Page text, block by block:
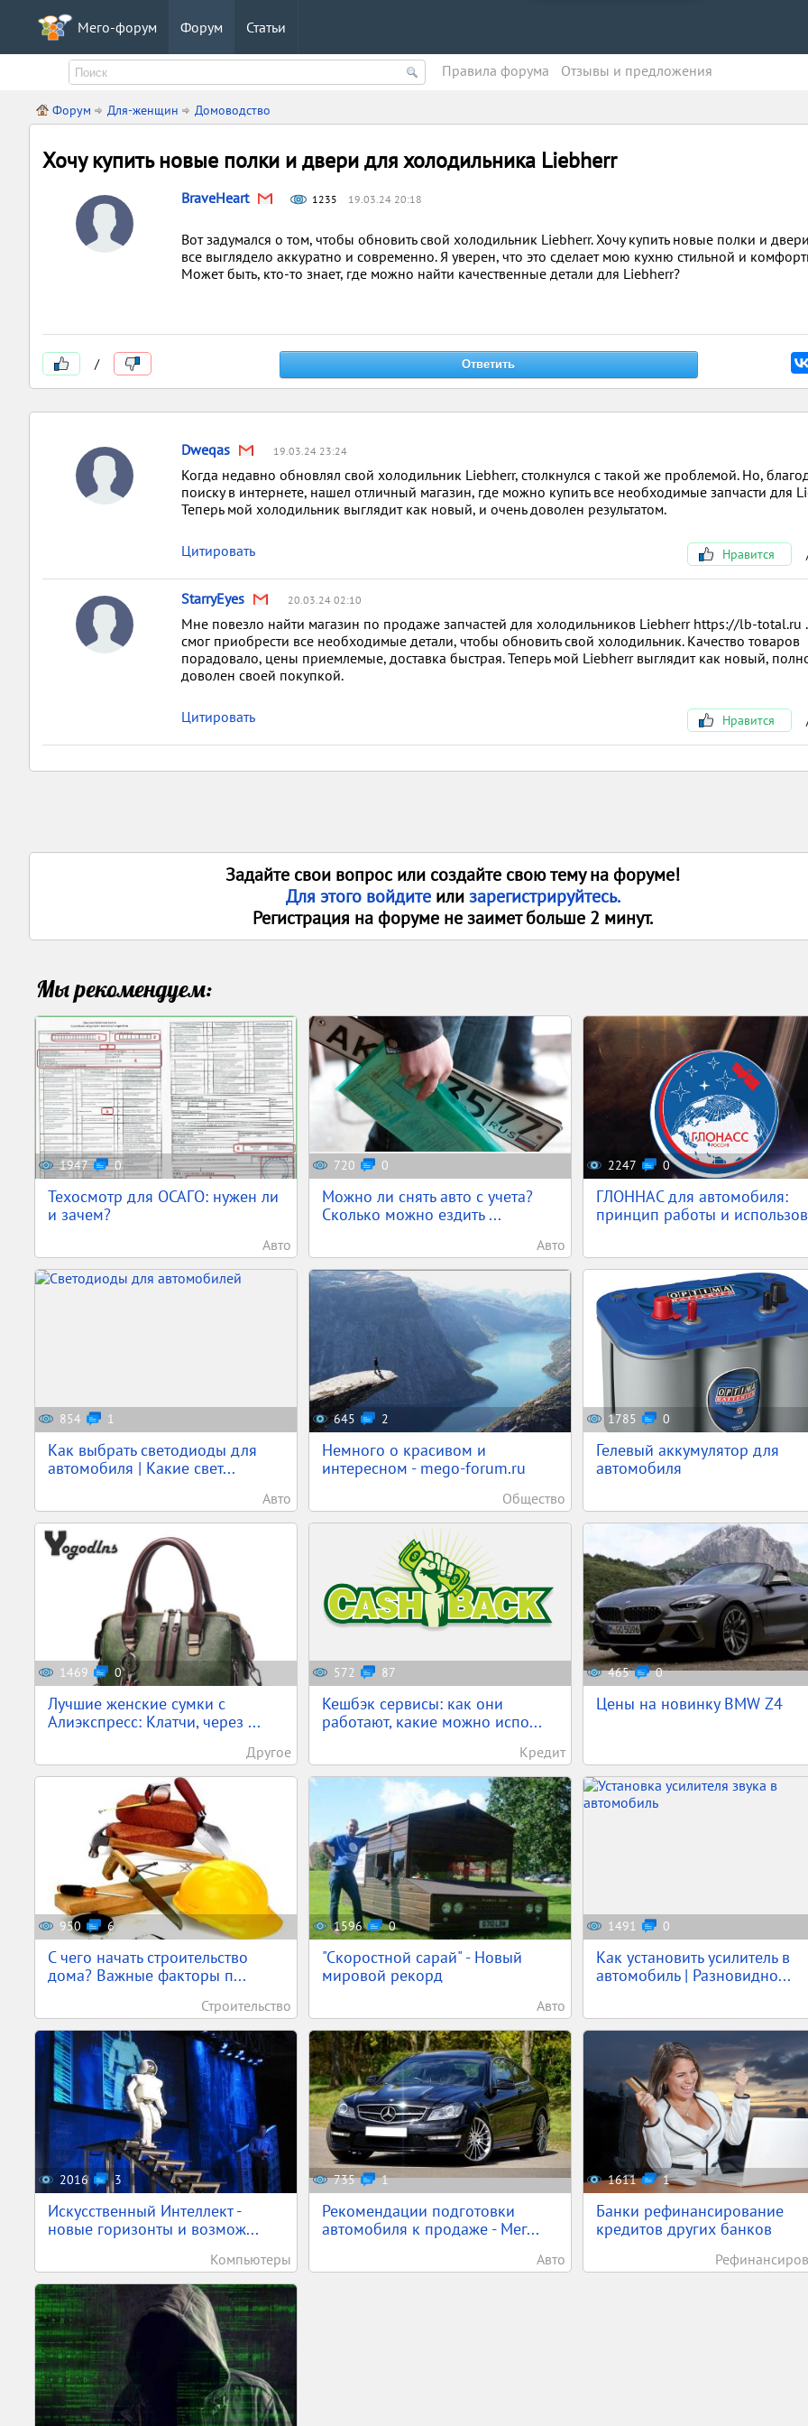
Мего-форум Форум Статьи
Правила форума Oтзывы и предложения
Форум Для-женщин Домоводство
Хочу купить новые полки и двери для холодильника Liebherr
BraveHeart 1235 19.03.24 20:18
Вот задумался о том, чтобы обновить свой холодильник Liebherr. Хочу купить новые полки и
все выглядело аккуратно и современно. Я уверен, что это сделает мою кухню стильной и
Может быть, кто-то знает, где можно найти качественные детали для Liebherr?
/
Dweqas 19.03.24 23:24
Когда недавно обновлял свой холодильник Liebherr, столкнулся с такой же проблемой. Но,
поиску в интернете, нашел отличный магазин, где можно купить все необходимые запчасти для
Теперь мой холодильник выглядит как новый, и очень доволен результатом.
Цитировать Нравится
StarryEyes 20.03.24 02:10
Мне повезло найти магазин по продаже запчастей для холодильников Liebherr https://lb-total.ru .
смог приобрести все необходимые детали, чтобы обновить свой холодильник. Качество товаров
порадовало, цены приемлемые, доставка быстрая. Теперь мой Liebherr выглядит как новый,
доволен своей покупкой.
Цитировать Нравится
Задайте свои вопрос или создайте свою тему на форуме!
Для этого войдите илизарегистрируйтесь.
Регистрация на форуме не заимет больше 2 минут.
Мы рекомендуем:
1947 0
Техосмотр для ОСАГО: нужен ли
и зачем?
Авто
720 0
Можно ли снять авто с учета?
Сколько можно ездить ...
Авто
2247 0
ГЛОННАС для автомобиля:
принцип работы и
854 1
Как выбрать светодиоды для
автомобиля | Какие свет...
Авто
645 2
Немного о красивом и
интересном - mego-forum.ru
Общество
1785 0
Гелевый аккумулятор для
автомобиля
1469 0
Лучшие женские сумки с
Алиэкспресс: Клатчи, через ...
Другое
572 87
Кешбэк сервисы: как они
работают, какие можно испо...
Кредит
465 0
Цены на новинку BMW Z4
950 6
С чего начать строительство
дома? Важные факторы п...
Строительство
1596 0
"Скоростной сарай" - Новый
мировой рекорд
Авто
1491 0
Как установить усилитель в
автомобиль | Разновидно...
2016 3
Искусственный Интеллект -
новые горизонты и возмож...
Компьютеры
735 1
Рекомендации подготовки
автомобиля к продаже - Мег...
Авто
1611 1
Банки рефинансирование
кредитов других банков